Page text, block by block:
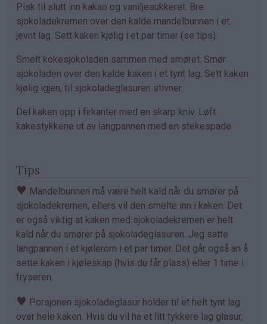
Pisk til slutt inn kakao og vaniljesukkeret. Bre
sjokoladekremen over den kalde mandelbunnen i et
jevnt lag. Sett kaken kjølig i et par timer (se tips).
Smelt kokesjokoladen sammen med smøret. Smør
sjokoladen over den kalde kaken i et tynt lag. Sett kaken
kjølig igjen, til sjokoladeglasuren stivner.
Del kaken opp i firkanter med en skarp kniv. Løft
kakestykkene ut av langpannen med en stekespade.
Tips
♥ Mandelbunnen må være helt kald når du smører på
sjokoladekremen, ellers vil den smelte inn i kaken. Det
er også viktig at kaken med sjokoladekremen er helt
kald når du smører på sjokoladeglasuren. Jeg satte
langpannen i et kjølerom i et par timer. Det går også an å
sette kaken i kjøleskap (hvis du får plass) eller 1 time i
fryseren.
♥ Porsjonen sjokoladeglasur holder til et helt tynt lag
over hele kaken. Hvis du vil ha et litt tykkere lag glasur,